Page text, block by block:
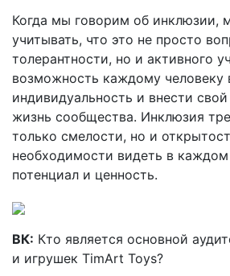
Когда мы говорим об инклюзии,
учитывать, что это не просто
толерантности, но и активного
возможность каждому человеку
индивидуальность и внести
жизнь сообщества. Инклюзия
только смелости, но и
необходимости видеть в каждом
потенциал и ценность.
ВК: Кто является основной
и игрушек TimArt Toys?